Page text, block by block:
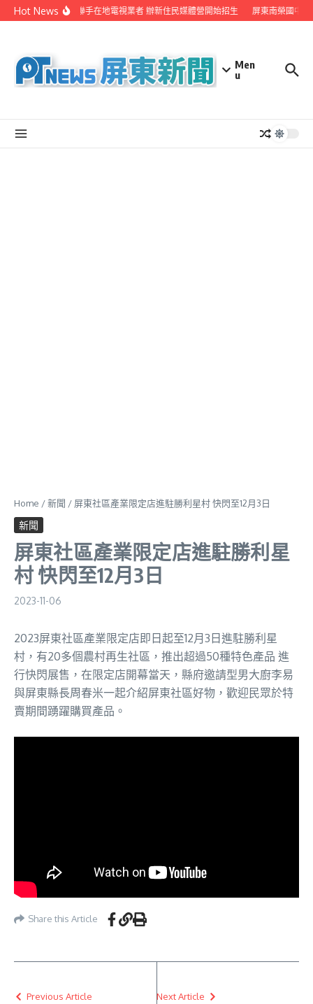
Skip to content
Hot News屏縣府聯手在地電視業者 辦新住民媒體營開始招生 屏東南榮國中
Men
u
Home /新聞 / 屏東社區產業限定店進駐勝利星村 快閃至12月3日
新聞
屏東社區產業限定店進駐勝利星
村 快閃至12月3日
2023-11-06
2023屏東社區產業限定店即日起至12月3日進駐勝利星
村，有20多個農村再生社區，推出超過50種特色產品 進
行快閃展售，在限定店開幕當天，縣府邀請型男大廚李易
與屏東縣長周春米一起介紹屏東社區好物，歡迎民眾於特
賣期間踴躍購買產品。
Share this Article
Previous Article Next Article